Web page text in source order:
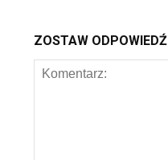
ZOSTAW ODPOWIEDŹ